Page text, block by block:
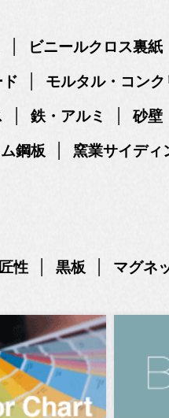
| ビニールクロス裏紙
| モルタル・コンク
| 鉄・アルミ | 砂壁
鋼板 | 窯業サイディ
性 | 黒板 | マグネ